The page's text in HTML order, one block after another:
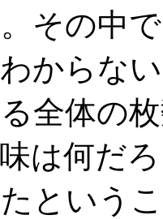
その中
からな
全体の
は何だ
という